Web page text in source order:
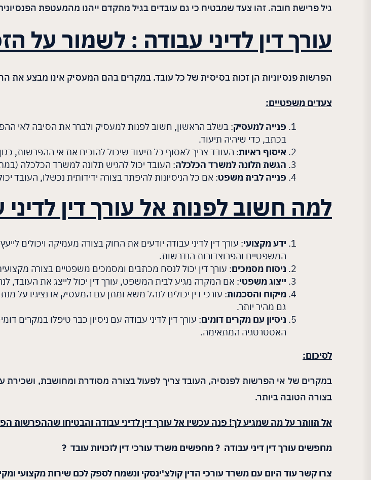
גיל פרישת חובה. זהו צעד שמבטיח כי גם עובדים בגיל מתקדם ייהנו מהמעטפת
עורך דין לדיני עבודה : לשמור על
הפרשות פנסיוניות הן זכות בסיסית של כל עובד. במקרים בהם המעסיק אינו מבצע את
צעדים משפטיים:
פנייה למעסיק: בשלב הראשון, חשוב לפנות למעסיק ולברר את הסיבה לאי
בכתב, כדי שיהיה תיעוד.
איסוף ראיות: העובד צריך לאסוף כל תיעוד שיכול להוכיח את אי ההפרשות,
הגשת תלונה למשרד הכלכלה: העובד יכול להגיש תלונה למשרד הכלכלה
פנייה לבית משפט: אם כל הניסיונות להיפתר בצורה ידידותית נכשלו, העובד
למה חשוב לפנות אל עורך דין לדיני
ידע מקצועי: עורך דין לדיני עבודה יודעים את החוק בצורה מעמיקה ויכולים
המשפטיים והפרוצדורות הנדרשות.
ניסוח מסמכים: עורך דין יכול לנסח מכתבים ומסמכים משפטיים בצורה
ייצוג משפטי: אם המקרה מגיע לבית המשפט, עורך דין יכול לייצג את
מיקוח והסכמות: עורכי דין יכולים לנהל משא ומתן עם המעסיק או נציגיו
גם מהיר יותר.
ניסיון עם מקרים דומים: עורך דין לדיני עבודה עם ניסיון כבר טיפלו במקרים
האסטרטגיה המתאימה.
לסיכום:
במקרים של אי הפרשות לפנסיה, העובד צריך לפעול בצורה מסודרת ומחושבת, ושכירת
בצורה הטובה ביותר.
אל תוותר על מה שמגיע לך! פנה עכשיו אל עורך דין לדיני עבודה והבטיחו שההפרשות
מחפשים עורך דין דיני עבודה ? מחפשים משרד עורכי דין לזכויות עובד ?
צרו קשר עוד היום עם משרד עורכי הדין קולצ'ינסקי ונשמח לספק לכם שירות מקצועי